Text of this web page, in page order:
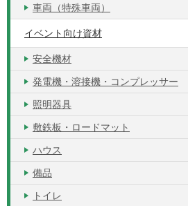
車両（特殊車両）
イベント向け資材
安全機材
発電機・溶接機・コンプレッサー
照明器具
敷鉄板・ロードマット
ハウス
備品
トイレ